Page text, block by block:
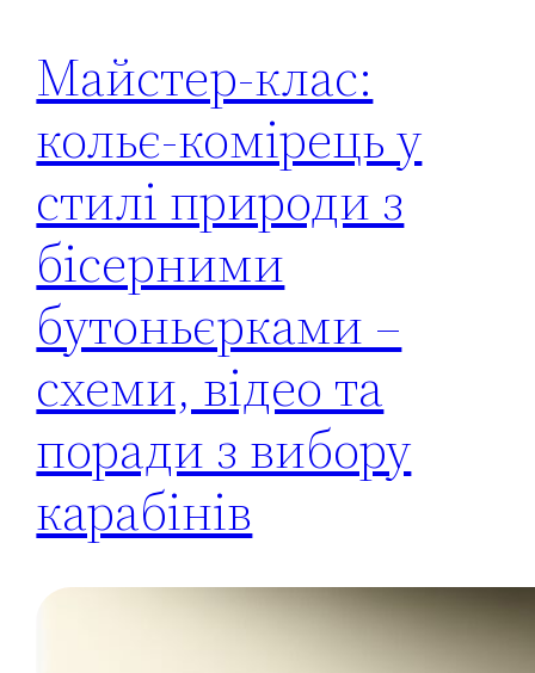
Майстер-клас:
кольє‑комірець у
стилі природи з
бісерними
бутоньєрками –
схеми, відео та
поради з вибору
карабінів